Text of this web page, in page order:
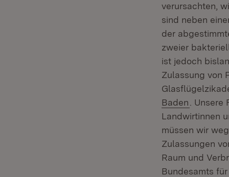
verursachten,
sind neben
der
zweier
ist jedoch
Zulassung von
Baden
.
Landwirtinnen
müssen wir
Zulassungen
Raum und
Bundesamts